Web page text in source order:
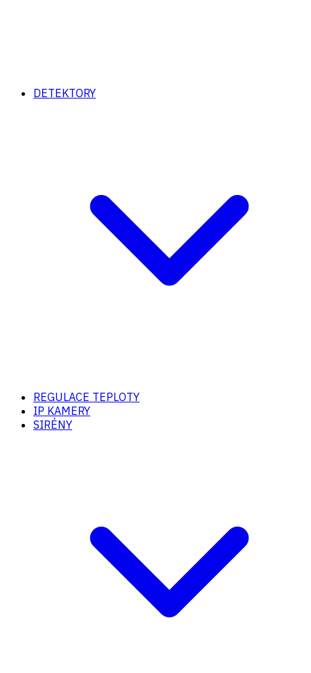
DETEKTORY
REGULACE TEPLOTY
IP KAMERY
SIRÉNY